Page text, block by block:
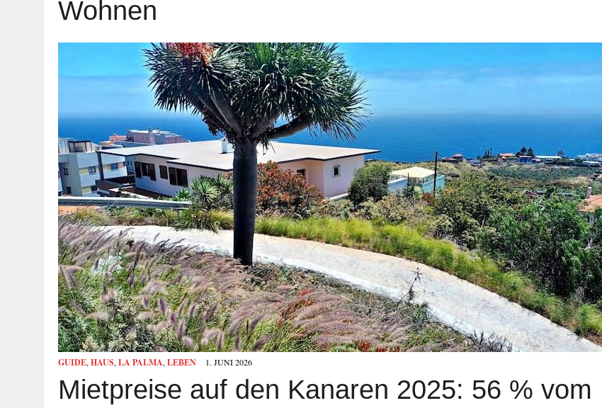
Wohnen
GUIDE, HAUS, LA PALMA, LEBEN 1. JUNI 2026
Mietpreise auf den Kanaren 2025: 56 % vom